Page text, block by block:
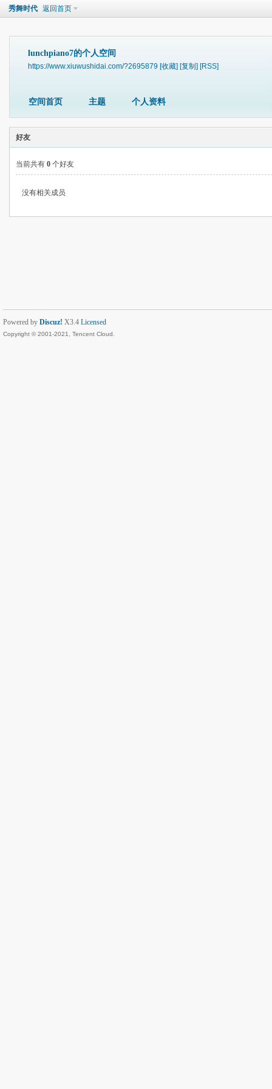
秀舞时代 返回首页
lunchpiano7的个人空间
https://www.xiuwushidai.com/?2695879 [收藏] [复制] [RSS]
空间首页 主题 个人资料
好友
当前共有 0 个好友
没有相关成员
Powered by Discuz! X3.4 Licensed
Copyright © 2001-2021, Tencent Cloud.